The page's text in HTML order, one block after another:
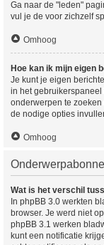
Ga naar de "leden"
vul je de voor zichzelf
Omhoog
Hoe kan ik mijn eigen
Je kunt je eigen
in het
onderwerpen te
de nodige opties
Omhoog
Wat is het verschil
In phpBB 3.0 werkten
browser. Je werd niet
phpBB 3.1 werken
kunt een notificatie